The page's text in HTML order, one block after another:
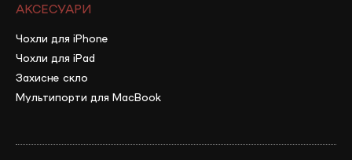
АКСЕСУАРИ
Чохли для iPhone
Чохли для iPad
Захисне скло
Мультипорти для MacBook